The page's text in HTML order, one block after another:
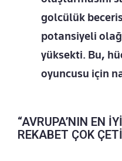
golcülük
potansiyeli
yüksekti. Bu,
oyuncusu için
“AVRUPA’NIN EN
REKABET ÇOK